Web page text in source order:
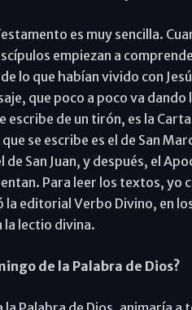
es muy sencilla.
empiezan a
lo que habían vivido con
que poco a poco va
escribe de un tirón, es la
se escribe es el de San
de San Juan, y después, el
Para leer los textos, yo
la editorial Verbo Divino, en
la lectio divina.
de la Palabra de Dios?